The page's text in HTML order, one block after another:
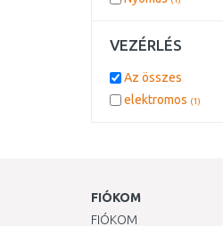
VEZÉRLÉS
Az összes
elektromos (1)
FIÓKOM
FIÓKOM